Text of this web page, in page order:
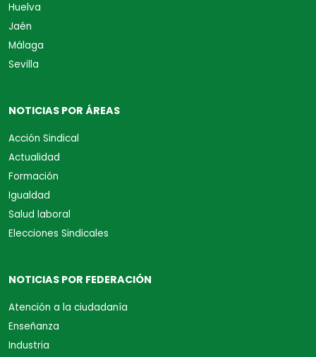
Huelva
Jaén
Málaga
Sevilla
NOTICIAS POR ÁREAS
Acción Sindical
Actualidad
Formación
Igualdad
Salud laboral
Elecciones Sindicales
NOTICIAS POR FEDERACIÓN
Atención a la ciudadanía
Enseñanza
Industria